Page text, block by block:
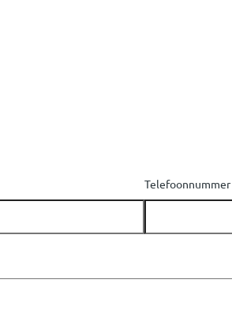
Telefoonnummer